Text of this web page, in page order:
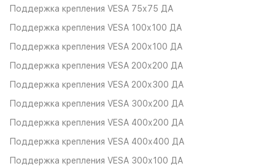
Поддержка крепления VESA 75х75 ДА
Поддержка крепления VESA 100х100 ДА
Поддержка крепления VESA 200х100 ДА
Поддержка крепления VESA 200х200 ДА
Поддержка крепления VESA 200х300 ДА
Поддержка крепления VESA 300х200 ДА
Поддержка крепления VESA 400х200 ДА
Поддержка крепления VESA 400х400 ДА
Поддержка крепления VESA 300х100 ДА